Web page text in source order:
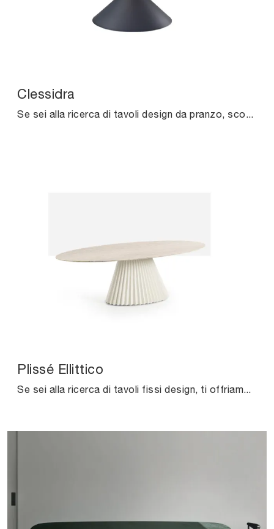
Clessidra
Se sei alla ricerca di tavoli design da pranzo, scopri i modelli fissi di Midj: clicca e scopri il modello Clessidra in ceramica.
Plissé Ellittico
Se sei alla ricerca di tavoli fissi design, ti offriamo il modello da pranzo in marmo Plissé Ellittico del brand Midj.